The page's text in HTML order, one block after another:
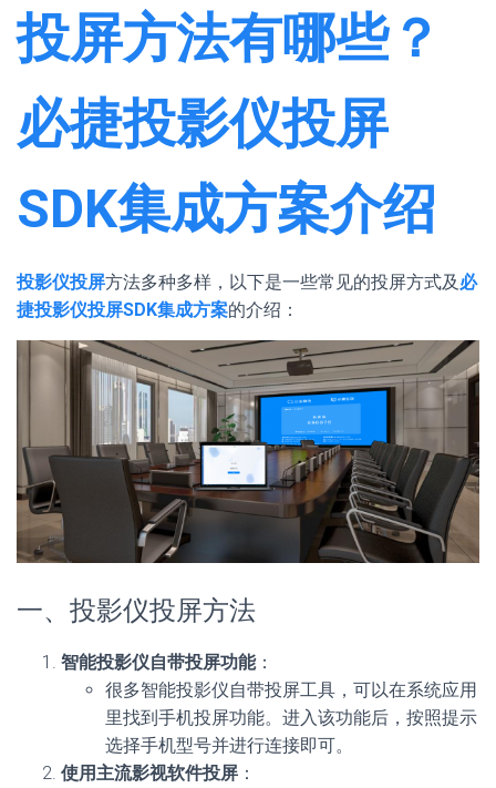
投屏方法有哪些？
必捷投影仪投屏
SDK集成方案介绍
投影仪投屏方法多种多样，以下是一些常见的投屏方式及 必
捷投影仪投屏SDK集成方案的介绍：
一、投影仪投屏方法
智能投影仪自带投屏功能：
很多智能投影仪自带投屏工具，可以在系统应用
里找到手机投屏功能。进入该功能后，按照提示
选择手机型号并进行连接即可。
使用主流影视软件投屏 ：